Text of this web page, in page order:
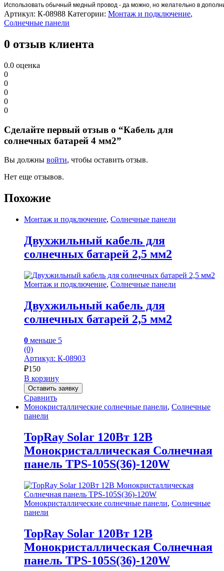
Использовать обычный медный провод - да можно, но желательно в
Артикул: К-08988 Категории: Монтаж и подключение,
Солнечные панели
0 отзыв клиента
0.0 оценка
0
0
0
0
0
Сделайте первый отзыв о “Кабель для
солнечных батарей 4 мм2”
Вы должны войти, чтобы оставить отзыв.
Нет еще отзывов.
Похожие
Монтаж и подключение, Солнечные панели
Двухжильный кабель для
солнечных батарей 2,5 мм2
Монтаж и подключение, Солнечные панели
Двухжильный кабель для
солнечных батарей 2,5 мм2
0 меньше 5
(0)
Артикул: К-08903
₽150
В корзину
Оставить заявку
Сравнить
Монокристаллические солнечные панели, Солнечные
панели
TopRay Solar 120Вт 12В
Монокристаллическая Солнечная
панель TPS-105S(36)-120W
Монокристаллические солнечные панели, Солнечные
панели
TopRay Solar 120Вт 12В
Монокристаллическая Солнечная
панель TPS-105S(36)-120W